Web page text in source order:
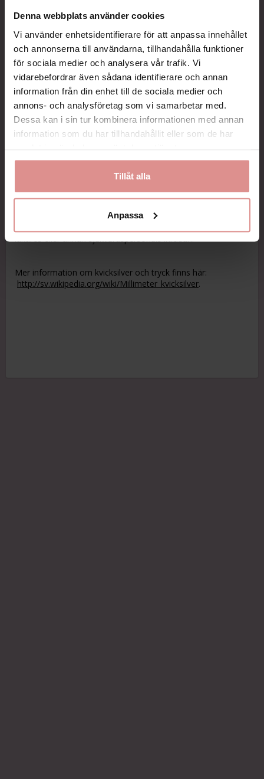
Denna webbplats använder cookies
Vi använder enhetsidentifierare för att anpassa innehållet
och annonserna till användarna, tillhandahålla funktioner
för sociala medier och analysera vår trafik. Vi
vidarebefordrar även sådana identifierare och annan
information från din enhet till de sociala medier och
annons- och analysföretag som vi samarbetar med.
Dessa kan i sin tur kombinera informationen med annan
information som du har tillhandahållit eller som de har
Tillåt alla
Anpassa
Kompressionsklass
mått
mått
Mild kompression
12-17
mmHg
under
15
mmHg
Klass 1
mmHg
mmHg
Klass 2
23-32
20-30
mmHg
kompression eller klass 1.
Mer information om kvicksilver och tryck finns här:
http://sv.wikipedia.org/wiki/Millimeter_kvicksilver.